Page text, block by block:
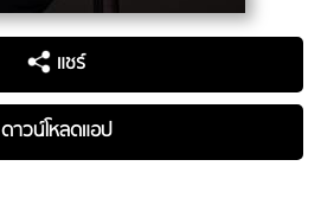
แชร์
ดาวน์โหลดแอป